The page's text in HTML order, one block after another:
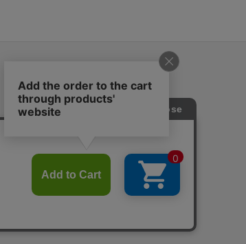
calif公式アプリ